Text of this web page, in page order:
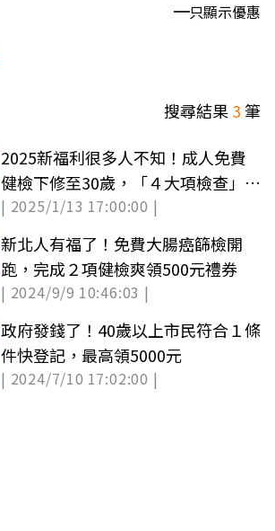
只顯示優惠
搜尋結果3筆
2025新福利很多人不知！成人免費
健檢下修至30歲，「４大項檢查」省
下近千元
| 2025/1/13 17:00:00 |
新北人有福了！免費大腸癌篩檢開
跑，完成２項健檢爽領500元禮券
| 2024/9/9 10:46:03 |
政府發錢了！40歲以上市民符合１條
件快登記，最高領5000元
| 2024/7/10 17:02:00 |